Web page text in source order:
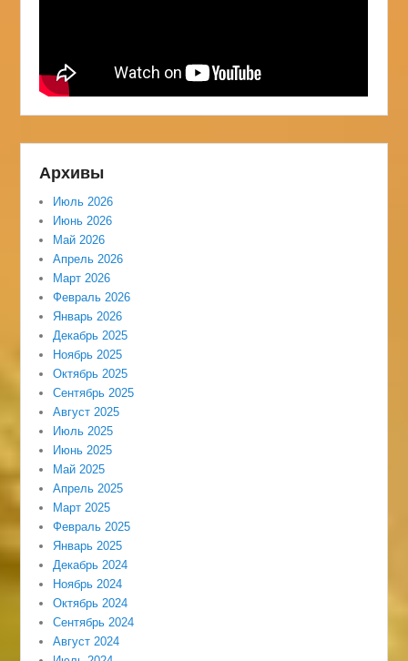
Архивы
Июль 2026
Июнь 2026
Май 2026
Апрель 2026
Март 2026
Февраль 2026
Январь 2026
Декабрь 2025
Ноябрь 2025
Октябрь 2025
Сентябрь 2025
Август 2025
Июль 2025
Июнь 2025
Май 2025
Апрель 2025
Март 2025
Февраль 2025
Январь 2025
Декабрь 2024
Ноябрь 2024
Октябрь 2024
Сентябрь 2024
Август 2024